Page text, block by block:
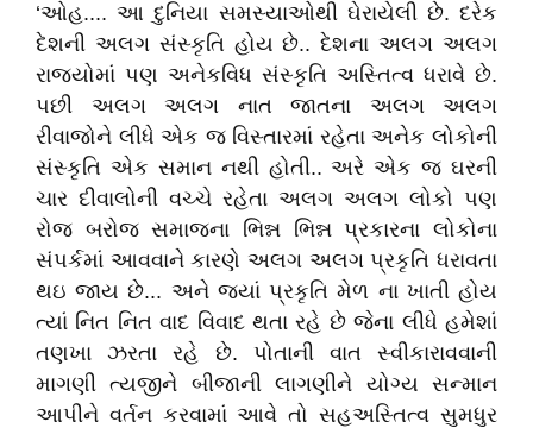
‘ઓહ.... આ દુનિયા સમસ્યાઓથી ઘેરાયેલી છે. દરેક
દેશની અલગ સંસ્કૃતિ હોય છે.. દેશના અલગ અલગ
રાજ્યોમાં પણ અનેકવિધ સંસ્કૃતિ અસ્તિત્વ ધરાવે છે.
પછી અલગ અલગ નાત જાતના અલગ અલગ
રીવાજોને લીધે એક જ વિસ્તારમાં રહેતા અનેક લોકોની
સંસ્કૃતિ એક સમાન નથી હોતી.. અરે એક જ ઘરની
ચાર દીવાલોની વચ્ચે રહેતા અલગ અલગ લોકો પણ
રોજ બરોજ સમાજના ભિન્ન ભિન્ન પ્રકારના લોકોના
સંપર્કમાં આવવાને કારણે અલગ અલગ પ્રકૃતિ ધરાવતા
થઇ જાય છે... અને જ્યાં પ્રકૃતિ મેળ ના ખાતી હોય
ત્યાં નિત નિત વાદ વિવાદ થતા રહે છે જેના લીધે હમેશાં
તણખા ઝરતા રહે છે. પોતાની વાત સ્વીકારાવવાની
માગણી ત્યજીને બીજાની લાગણીને યોગ્ય સન્માન
આપીને વર્તન કરવામાં આવે તો સહઅસ્તિત્વ સુમધુર